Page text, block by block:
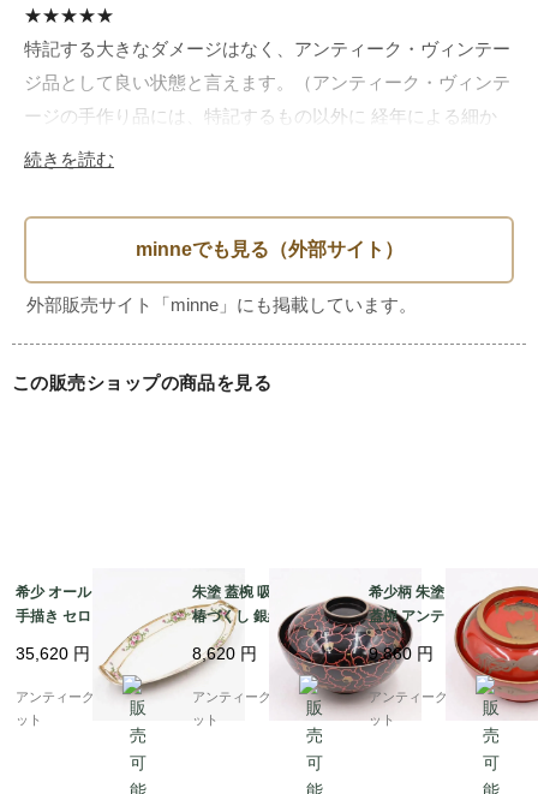
★★★★★
特記する大きなダメージはなく、アンティーク・ヴィンテー
ジ品として良い状態と言えます。（アンティーク・ヴィンテ
ージの手作り品には、特記するもの以外に 経年による細か
な擦れや汚れ、わずかな歪みがある場合がございます。あら
続きを読む
この販売ショップの商品を見る
希少 オールドノリタケ
手描き セロリ皿 変形皿
飾り皿 ピンク ローズ
花柄 NORITAKE アー
ルデコ 楕円 オーバル
35,620 円
アンティークブルーパロ
ット
朱塗 蓋椀 吸物椀 花柄
椿づくし 銀縁 アンティ
ーク 漆器 和食器 おし
ゃれ レトロモダン シッ
ク
8,620 円
アンティークブルーパロ
ット
希少柄 朱塗り 蒔絵入り
蓋椀 アンティーク 骨董
和食 漆器の器 日本の美
海の生き物 かわいい
（蛸・エイ・鯛・魚）
9,860 円
アンティークブルーパロ
ット